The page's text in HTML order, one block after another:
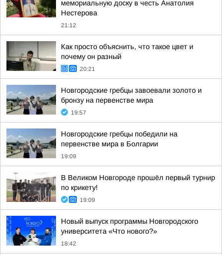
мемориальную доску в честь Анатолия
Нестерова
21:12
Как просто объяснить, что такое цвет и
почему он разный
20:21
Новгородские гребцы завоевали золото и
бронзу на первенстве мира
19:57
Новгородские гребцы победили на
первенстве мира в Болгарии
19:09
В Великом Новгороде прошёл первый турнир
по крикету!
19:09
Новый выпуск программы Новгородского
университета «Что нового?»
18:42